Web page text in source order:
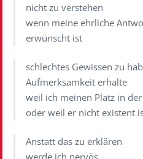
nicht zu verstehen
wenn meine ehrliche
erwünscht ist
schlechtes Gewissen zu
Aufmerksamkeit erhalte
weil ich meinen Platz in
oder weil er nicht existent
Anstatt das zu erklären